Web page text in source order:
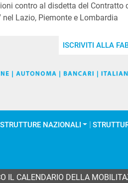
contro al disdetta del
Lazio, Piemonte e Lombardia
ISCRIVITI ALLA
STRUTTURE NAZIONALI
IL CALENDARIO DELLA